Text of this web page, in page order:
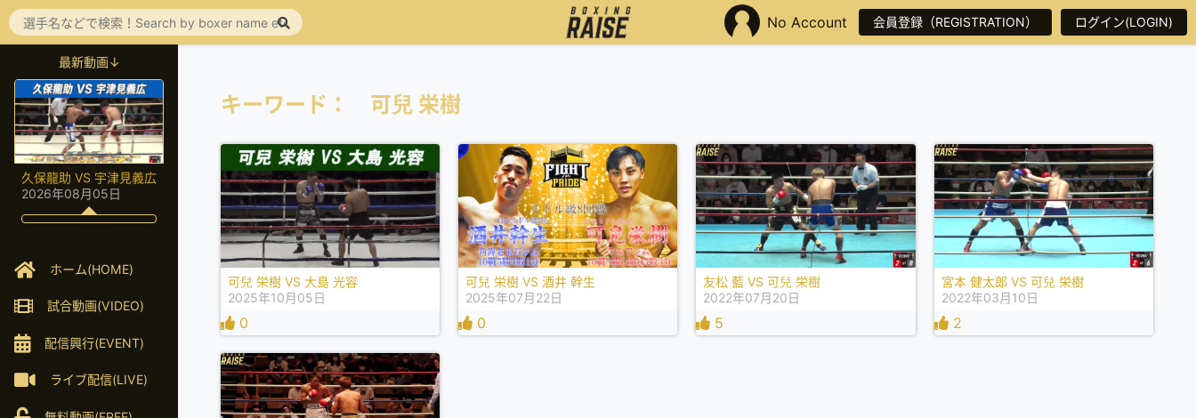
No Account 会員登録（REGISTRATION） ログイン(LOGIN)
最新動画↓
久保龍助 VS 宇津見義広
2026年08月05日
ホーム(HOME)
試合動画(VIDEO)
配信興行(EVENT)
ライブ配信(LIVE)
キーワード： 可兒 栄樹
可兒 栄樹 VS 大島 光容
2025年10月05日
0
可兒 栄樹 VS 酒井 幹生
2025年07月22日
0
友松 藍 VS 可兒 栄樹
2022年07月20日
5
宮本 健太郎 VS 可兒 栄樹
2022年03月10日
2